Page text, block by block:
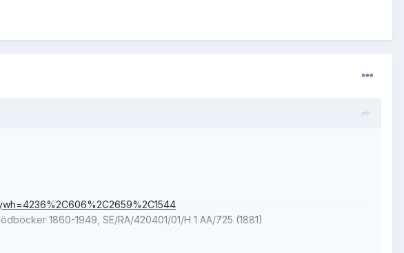
1860-1949, SE/RA/420401/01/H 1 AA/725 (1881)